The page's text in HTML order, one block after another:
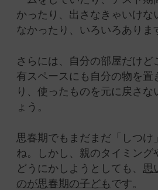
かったり、出さなきゃいけな
なかったり、いろいろありま
さらには、自分の部屋だけど
有スペースにも自分の物を置
り、使ったものを元に戻さな
ょう。
思春期でもまだまだ「しつけ
ね。しかし、親のタイミング
どうにかしようとしても、 思
のが思春期の子ども です。